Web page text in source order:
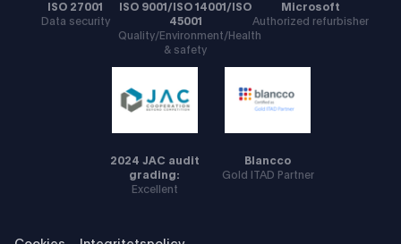
ISO 27001
Data security
ISO 9001/ISO 14001/ISO
45001
Quality/Environment/Health
& safety
Microsoft
Authorized refurbisher
2024 JAC audit
grading:
Excellent
Blancco
Gold ITAD Partner